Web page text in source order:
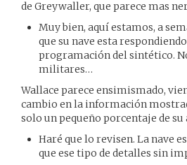
de Greywaller, que parece mas
Muy bien, aquí estamos, a
que su nave esta
programación del sintético.
militares…
Wallace parece ensimismado,
cambio en la información
solo un pequeño porcentaje de
Haré que lo revisen. La nave
que ese tipo de detalles sin